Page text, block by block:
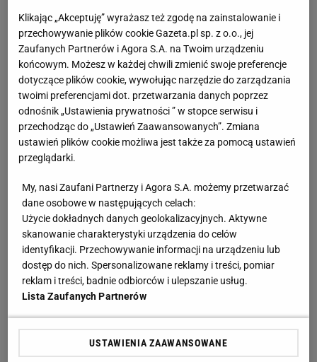
turniej od strony kibica
Oprócz tego jednego białorusko-amerykańskiego
pojedynku we wszystkich pozostałych wystąpili
mężczyźni. Wystąpili w najlepszej porze do
pokazywaniatenisadla nadawców telewizyjnych,
streamingowych i reklamodawców.
Tenisistki nie kryją żalu. Wprost mówiła o tym m.in.
trzecia zawodniczka rankingu WTA Jessika Pegula z
USA. - Należę do Rady Tenisistek przy WTA. Ten
temat był podnoszony wiele razy. W zeszłym roku
odbył się tylko jeden mecz kobiecy w wieczornej
organizatorami Roland Garros. Czujemy się jeszcze
bardziej rozczarowane, bo starałyśmy się przekonać
Klikając „Akceptuję” wyrażasz też zgodę na zainstalowanie i
przechowywanie plików cookie Gazeta.pl sp. z o.o., jej
Zaufanych Partnerów i Agora S.A. na Twoim urządzeniu
końcowym. Możesz w każdej chwili zmienić swoje preferencje
dotyczące plików cookie, wywołując narzędzie do zarządzania
twoimi preferencjami dot. przetwarzania danych poprzez
odnośnik „Ustawienia prywatności ” w stopce serwisu i
przechodząc do „Ustawień Zaawansowanych”. Zmiana
ustawień plików cookie możliwa jest także za pomocą ustawień
przeglądarki.
My, nasi Zaufani Partnerzy i Agora S.A. możemy przetwarzać
dane osobowe w następujących celach:
Użycie dokładnych danych geolokalizacyjnych. Aktywne
skanowanie charakterystyki urządzenia do celów
identyfikacji. Przechowywanie informacji na urządzeniu lub
dostęp do nich. Spersonalizowane reklamy i treści, pomiar
reklam i treści, badnie odbiorców i ulepszanie usług.
Lista Zaufanych Partnerów
USTAWIENIA ZAAWANSOWANE